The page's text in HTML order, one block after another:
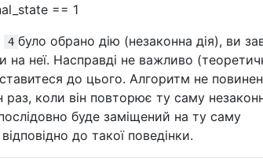
== 1
4 було обрано дію (незаконна дія), ви
на неї. Насправді не важливо
до цього. Алгоритм не повинен
коли він повторює ту саму
буде заміщений на ту саму
до такої поведінки.